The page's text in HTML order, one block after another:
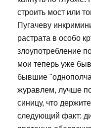
строить мост или
Пугачеву
растрата в особо
злоупотребление
мои теперь уже
бывшие
журавлем, лучше
синицу, что
следующий факт: